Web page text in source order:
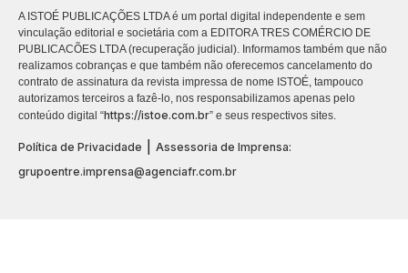
A ISTOÉ PUBLICAÇÕES LTDA é um portal digital independente e sem
vinculação editorial e societária com a EDITORA TRES COMÉRCIO DE
PUBLICACÕES LTDA (recuperação judicial). Informamos também que não
realizamos cobranças e que também não oferecemos cancelamento do
contrato de assinatura da revista impressa de nome ISTOÉ, tampouco
autorizamos terceiros a fazê-lo, nos responsabilizamos apenas pelo
conteúdo digital “https://istoe.com.br” e seus respectivos sites.
Política de Privacidade
Assessoria de Imprensa:
grupoentre.imprensa@agenciafr.com.br